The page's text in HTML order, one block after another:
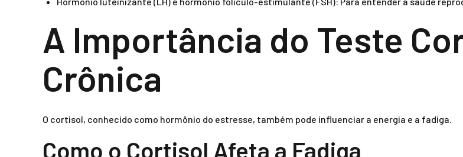
A Importância do Teste
Crônica
O cortisol, conhecido como hormônio do estresse, também pode influenciar a energia e a fadiga.
Como o Cortisol Afeta a Fadiga